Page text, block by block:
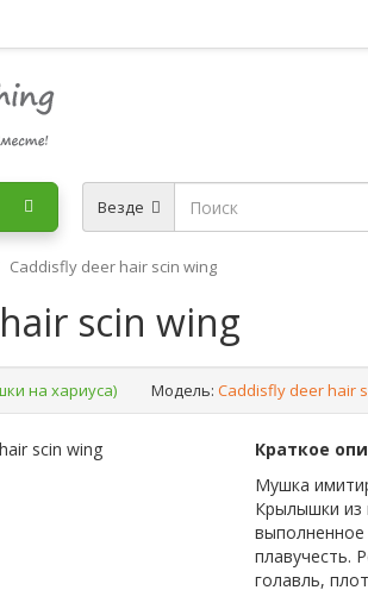
Везде
Caddisfly deer hair scin wing
scin wing
на хариуса) Модель: Caddisfly deer hair
Краткое
Мушка
Крылышки из
плавучесть.
голавль,